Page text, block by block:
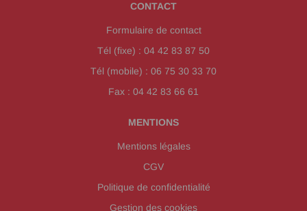
CONTACT
Formulaire de contact
Tél (fixe) : 04 42 83 87 50
Tél (mobile) : 06 75 30 33 70
Fax : 04 42 83 66 61
MENTIONS
Mentions légales
CGV
Politique de confidentialité
Gestion des cookies